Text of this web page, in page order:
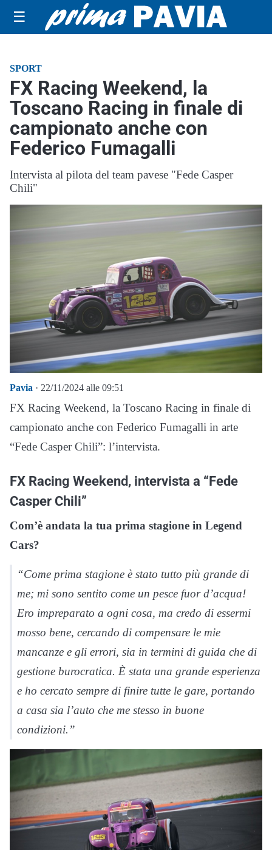
☰
SPORT
FX Racing Weekend, la
Toscano Racing in finale di
campionato anche con
Federico Fumagalli
Intervista al pilota del team pavese "Fede Casper
Chili"
Pavia · 22/11/2024 alle 09:51
FX Racing Weekend, la Toscano Racing in finale di
campionato anche con Federico Fumagalli in arte
“Fede Casper Chili”: l’intervista.
FX Racing Weekend, intervista a “Fede
Casper Chili”
Com’è andata la tua prima stagione in Legend
Cars?
“Come prima stagione è stato tutto più grande di
me; mi sono sentito come un pesce fuor d’acqua!
Ero impreparato a ogni cosa, ma credo di essermi
mosso bene, cercando di compensare le mie
mancanze e gli errori, sia in termini di guida che di
gestione burocratica. È stata una grande esperienza
e ho cercato sempre di finire tutte le gare, portando
a casa sia l’auto che me stesso in buone
condizioni.”